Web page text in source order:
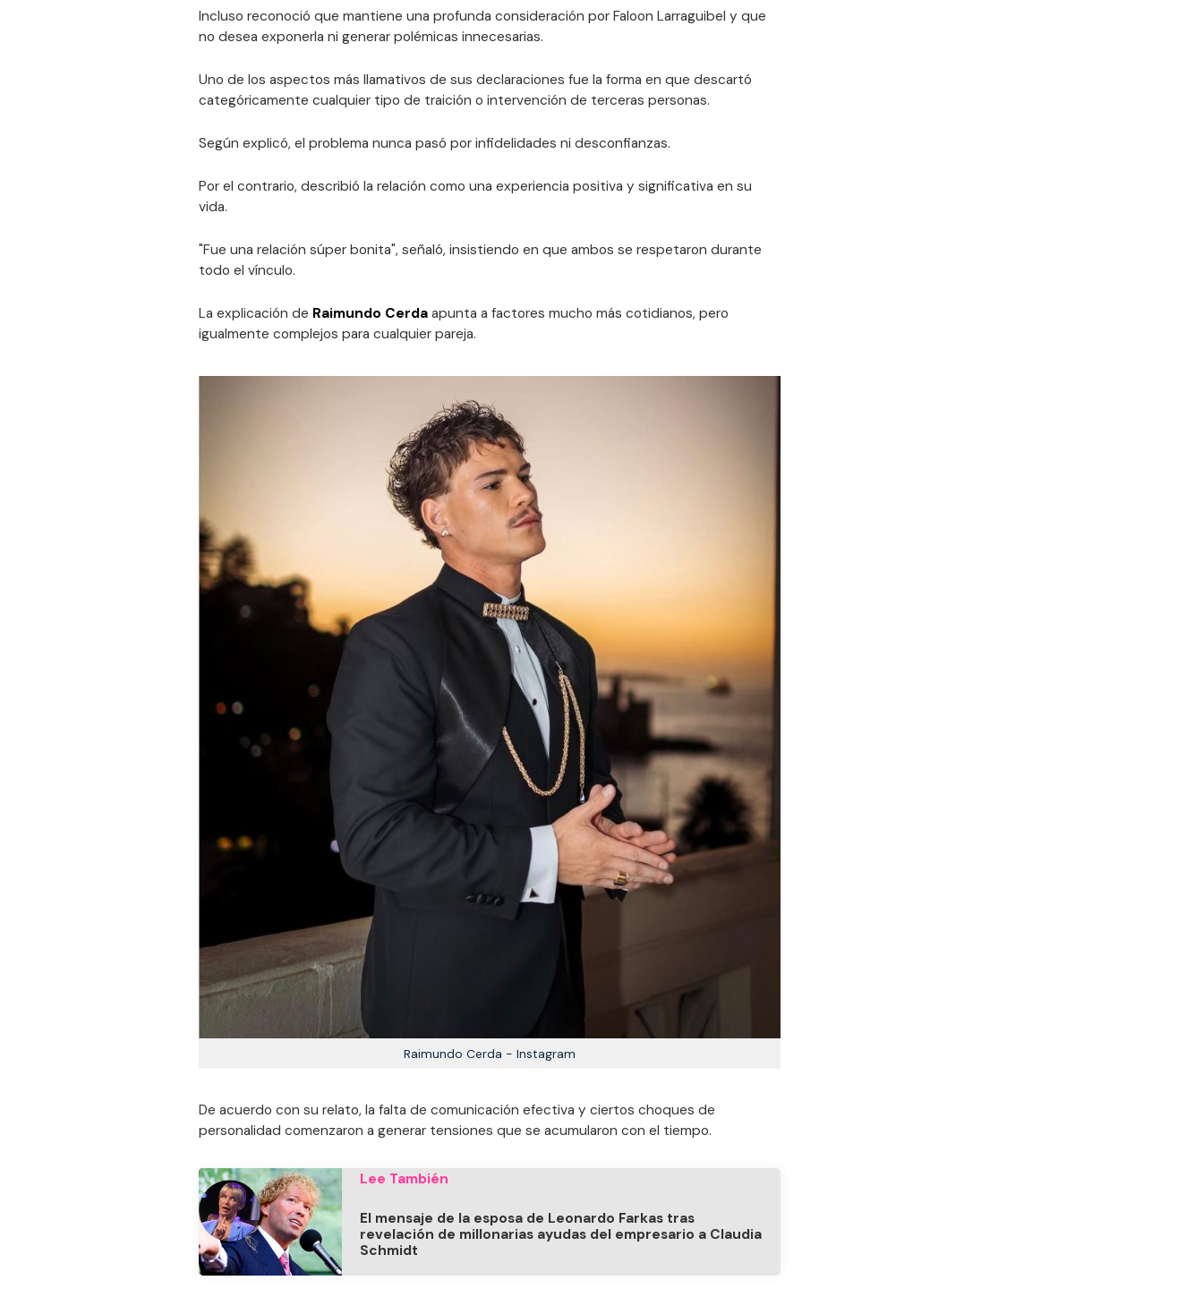
Incluso reconoció que mantiene una profunda consideración por Faloon Larraguibel y que
no desea exponerla ni generar polémicas innecesarias.
Uno de los aspectos más llamativos de sus declaraciones fue la forma en que descartó
categóricamente cualquier tipo de traición o intervención de terceras personas.
Según explicó, el problema nunca pasó por infidelidades ni desconfianzas.
Por el contrario, describió la relación como una experiencia positiva y significativa en su
vida.
"Fue una relación súper bonita", señaló, insistiendo en que ambos se respetaron durante
todo el vínculo.
La explicación de Raimundo Cerda apunta a factores mucho más cotidianos, pero
igualmente complejos para cualquier pareja.
Raimundo Cerda - Instagram
De acuerdo con su relato, la falta de comunicación efectiva y ciertos choques de
personalidad comenzaron a generar tensiones que se acumularon con el tiempo.
Lee También
El mensaje de la esposa de Leonardo Farkas tras
revelación de millonarias ayudas del empresario a Claudia
Schmidt